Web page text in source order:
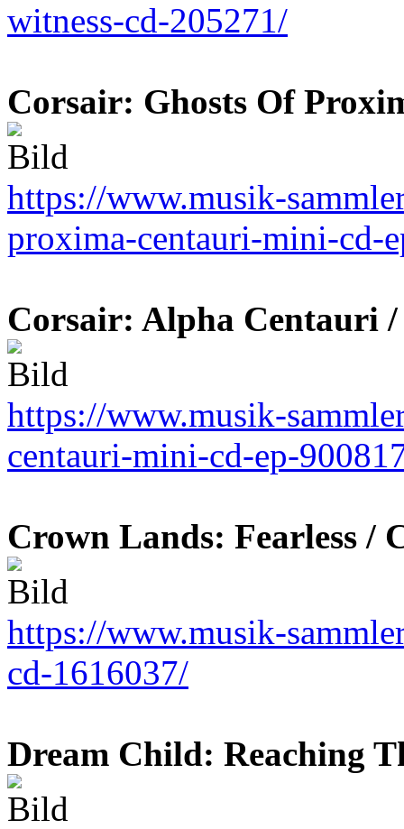
witness-cd-205271/
Corsair: Ghosts Of
https://www.musik-
proxima-centauri-mini-cd-
Corsair: Alpha Centauri
https://www.musik-
centauri-mini-cd-ep-
Crown Lands: Fearless /
https://www.musik-
cd-1616037/
Dream Child: Reaching